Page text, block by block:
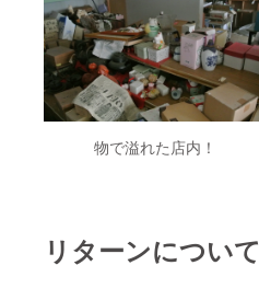
物で溢れた店内！
リターンについて